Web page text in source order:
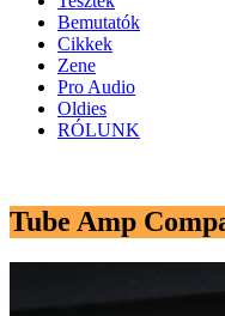
Bemutatók
Cikkek
Zene
Pro Audio
Oldies
RÓLUNK
Tube Amp